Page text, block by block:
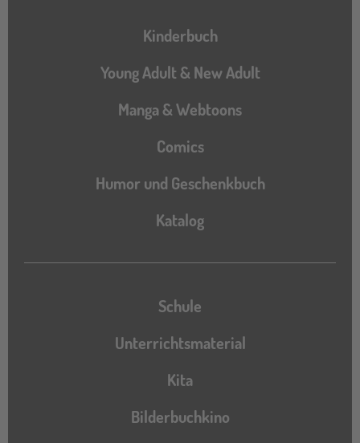
Hauptnavigation
Kinderbuch
Young Adult & New Adult
Manga & Webtoons
Comics
Humor und Geschenkbuch
Katalog
Katalog
Schule
Unterrichtsmaterial
Kita
Bilderbuchkino